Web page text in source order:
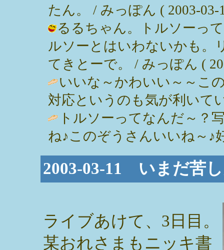
たん。 / みっぽん ( 2003-03-
るるちゃん。トルソーっ
ルソーとはいわないかも。
てきとーで。 / みっぽん (
いいな～かわいい～～こ
対応というのも気が利いて
トルソーってなんだ～？
ね♪このぞうさんいいね～♪
2003-03-11 いまだ苦
ライブあけて、3日目。
某おれさまもニッキ書